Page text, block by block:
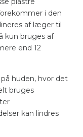
i den
af læger til
kun bruges af
end 12
huden, hvor det
bruges
kan lindres